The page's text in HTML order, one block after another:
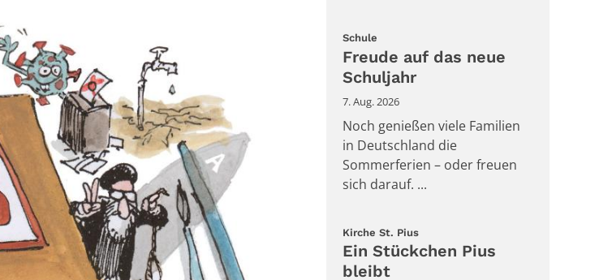
Schule
Freude auf das neue
Schuljahr
7. Aug. 2026
Noch genießen viele Familien
in Deutschland die
Sommerferien – oder freuen
sich darauf. ...
Kirche St. Pius:
Ein Stückchen Pius
bleibt